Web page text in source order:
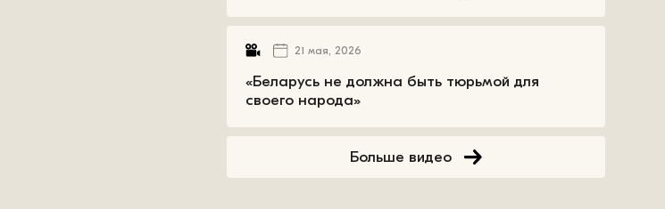
21 мая, 2026
«Беларусь не должна быть тюрьмой для
своего народа»
Больше видео